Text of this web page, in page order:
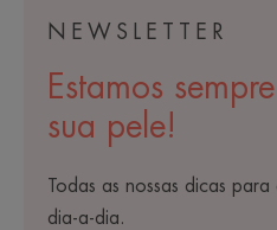
NEWSLETTER
Estamos
sua pele!
Todas as nossas dicas
dia-a-dia.